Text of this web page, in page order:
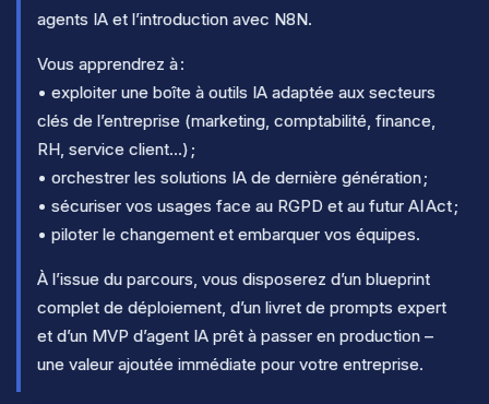
agents IA et l’introduction avec N8N.
Vous apprendrez à :
• exploiter une boîte à outils IA adaptée aux secteurs
clés de l’entreprise (marketing, comptabilité, finance,
RH, service client…) ;
• orchestrer les solutions IA de dernière génération ;
• sécuriser vos usages face au RGPD et au futur AI Act ;
• piloter le changement et embarquer vos équipes.
À l’issue du parcours, vous disposerez d’un blueprint
complet de déploiement, d’un livret de prompts expert
et d’un MVP d’agent IA prêt à passer en production –
une valeur ajoutée immédiate pour votre entreprise.